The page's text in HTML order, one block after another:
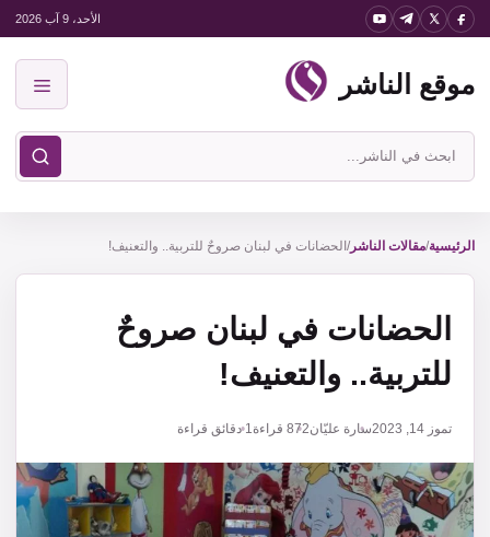
انتقل
المحتوى
الأحد، 9 آب 2026
موقع الناشر
ابحث
في
الناشر
الرئيسية/مقالات الناشر/ الحضانات في لبنان صروحٌ للتربية.. والتعنيف!
الحضانات في لبنان صروحٌ
للتربية.. والتعنيف!
تموز 14, 2023 سارة عليّان872 قراءة1 دقائق قراءة